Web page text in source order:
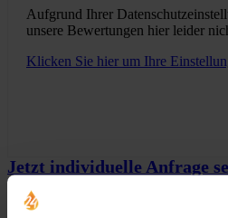
Aufgrund Ihrer
unsere Bewertungen hier leider
Klicken Sie hier um Ihre
Jetzt individuelle Anfrage
hier!